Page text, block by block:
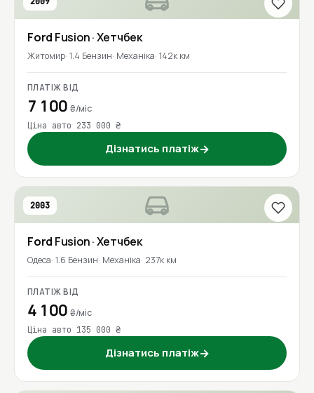
Ford Fusion· Хетчбек
Житомир 1.4 Бензин Механіка 142к км
ПЛАТІЖ ВІД
7 100₴/міс
Ціна авто 233 000 ₴
Дізнатись платіж→
2003
Ford Fusion· Хетчбек
Одеса 1.6 Бензин Механіка 237к км
ПЛАТІЖ ВІД
4 100₴/міс
Ціна авто 135 000 ₴
Дізнатись платіж→